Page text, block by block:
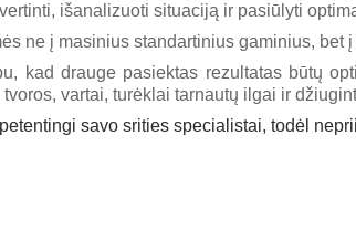
išanalizuoti situaciją ir pasiūlyti
ne į masinius standartinius gaminius,
kad drauge pasiektas rezultatas būtų
tvoros, vartai, turėklai tarnautų ilgai ir
savo srities specialistai, todėl